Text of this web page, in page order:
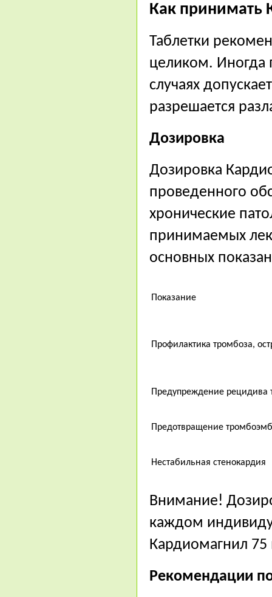
Как принимать
Таблетки
целиком. Иногда
случаях
разрешается
Дозировка
Дозировка
проведенного
хронические
принимаемых
основных
Показание
Профилактика тромбоза,
Предупреждение рецидива
Предотвращение
Нестабильная стенокардия
Внимание!
каждом
Кардиомагнил 75
Рекомендации